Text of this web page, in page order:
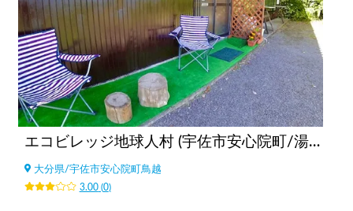
エコビレッジ地球人村 (宇佐市安心院町/湯布院別府近く)
大分県/宇佐市安心院町鳥越
3.00(0)